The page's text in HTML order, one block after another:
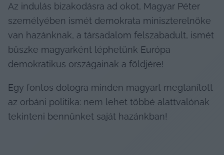
Az indulás bizakodásra ad okot, Magyar Péter
személyében ismét demokrata miniszterelnöke
van hazánknak, a társadalom felszabadult, ismét
büszke magyarként léphetünk Európa
demokratikus országainak a földjére!
Egy fontos dologra minden magyart megtanított
az orbáni politika: nem lehet többé alattvalónak
tekinteni bennünket saját hazánkban!